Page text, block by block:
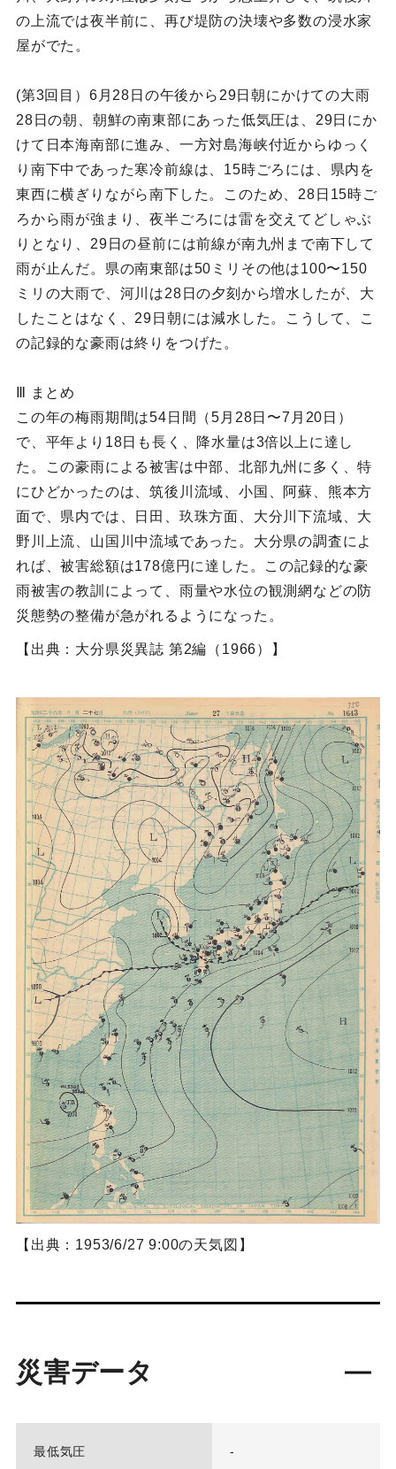
の上流では夜半前に、再び堤防の決壊や多数の浸水家
屋がでた。
(第3回目）6月28日の午後から29日朝にかけての大雨
28日の朝、朝鮮の南東部にあった低気圧は、29日にか
けて日本海南部に進み、一方対島海峡付近からゆっく
り南下中であった寒冷前線は、15時ごろには、県内を
東西に横ぎりながら南下した。このため、28日15時ご
ろから雨が強まり、夜半ごろには雷を交えてどしゃぶ
りとなり、29日の昼前には前線が南九州まで南下して
雨が止んだ。県の南東部は50ミリその他は100〜150
ミリの大雨で、河川は28日の夕刻から増水したが、大
したことはなく、29日朝には減水した。こうして、こ
の記録的な豪雨は終りをつげた。
Ⅲ まとめ
この年の梅雨期間は54日間（5月28日〜7月20日）
で、平年より18日も長く、降水量は3倍以上に達し
た。この豪雨による被害は中部、北部九州に多く、特
にひどかったのは、筑後川流域、小国、阿蘇、熊本方
面で、県内では、日田、玖珠方面、大分川下流域、大
野川上流、山国川中流域であった。大分県の調査によ
れば、被害総額は178億円に達した。この記録的な豪
雨被害の教訓によって、雨量や水位の観測網などの防
災態勢の整備が急がれるようになった。
【出典：大分県災異誌 第2編（1966）】
【出典：1953/6/27 9:00の天気図】
災害データ
最低気圧 -